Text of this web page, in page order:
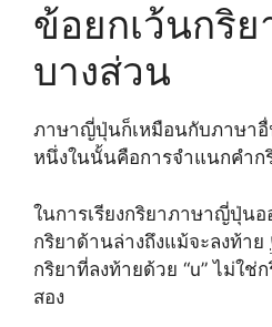
ข้อยกเว้นกริ
บางส่วน
ภาษาญี่ปุ่นก็เหมือนกับภาษาอื่
หนึ่งในนั้นคือการจำแนกคำก
ในการเรียงกริยาภาษาญี่ปุ่นอ
กริยาด้านล่างถึงแม้จะลงท้าย
กริยาที่ลงท้ายด้วย “u” ไม่ใ
สอง